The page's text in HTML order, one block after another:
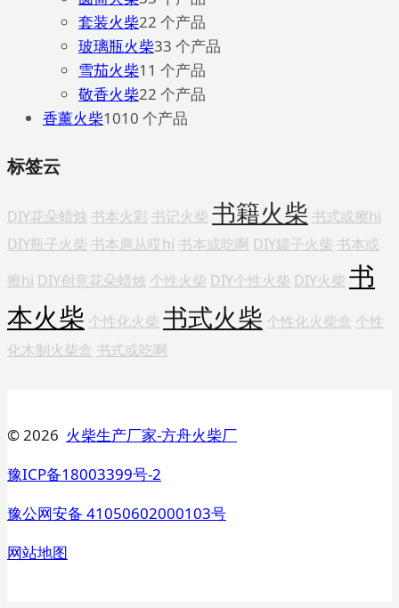
套装火柴22 个产品
玻璃瓶火柴33 个产品
雪茄火柴1 1 个产品
敬香火柴22 个产品
香薰火柴1010 个产品
标签云
DIY花朵蜡烛 书本火彩 书记火柴 书籍火柴 书式或擦hi
DIY瓶子火柴 书本扈从哎hi 书本或吃啊 DIY罐子火柴 书本或
擦hi DIY创意花朵蜡烛 个性火柴 DIY个性火柴 DIY火柴 书
本火柴 个性化火柴 书式火柴 个性化火柴盒 个性
化木制火柴盒 书式或吃啊
© 2026 火柴生产厂家-方舟火柴厂
豫ICP备18003399号-2
豫公网安备 41050602000103号
网站地图